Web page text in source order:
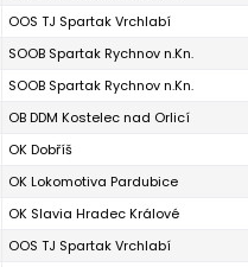
OOS TJ Spartak Vrchlabí
SOOB Spartak Rychnov n.Kn.
SOOB Spartak Rychnov n.Kn.
OB DDM Kostelec nad Orlicí
OK Dobříš
OK Lokomotiva Pardubice
OK Slavia Hradec Králové
OOS TJ Spartak Vrchlabí